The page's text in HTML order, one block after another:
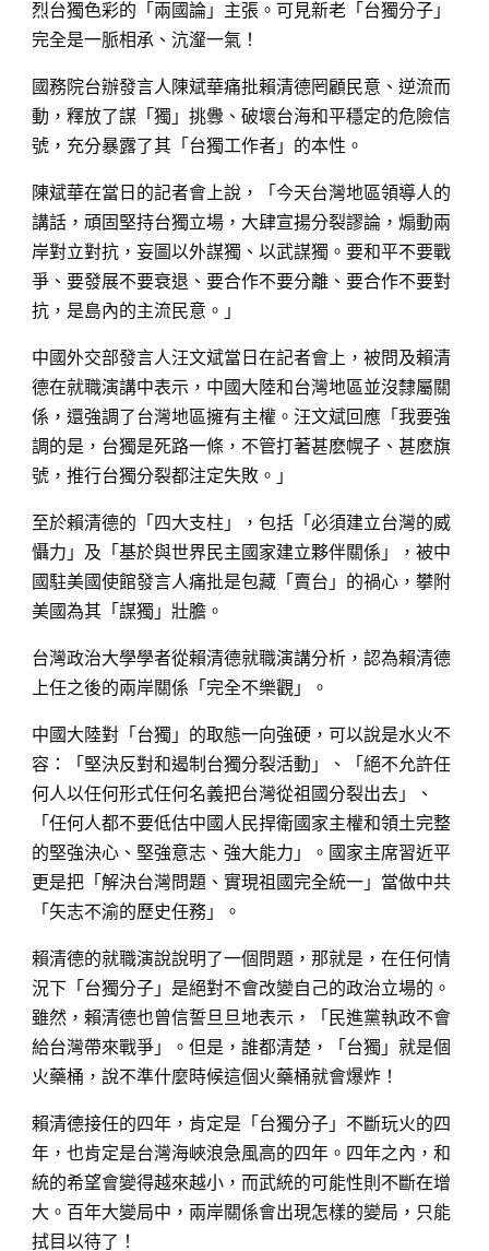
烈台獨色彩的「兩國論」主張。可見新老「台獨分子」
完全是一脈相承、沆瀣一氣！
國務院台辦發言人陳斌華痛批賴清德罔顧民意、逆流而
動，釋放了謀「獨」挑釁、破壞台海和平穩定的危險信
號，充分暴露了其「台獨工作者」的本性。
陳斌華在當日的記者會上說，「今天台灣地區領導人的
講話，頑固堅持台獨立場，大肆宣揚分裂謬論，煽動兩
岸對立對抗，妄圖以外謀獨、以武謀獨。要和平不要戰
爭、要發展不要衰退、要合作不要分離、要合作不要對
抗，是島內的主流民意。」
中國外交部發言人汪文斌當日在記者會上，被問及賴清
德在就職演講中表示，中國大陸和台灣地區並沒隸屬關
係，還強調了台灣地區擁有主權。汪文斌回應「我要強
調的是，台獨是死路一條，不管打著甚麽幌子、甚麽旗
號，推行台獨分裂都注定失敗。」
至於賴清德的「四大支柱」，包括「必須建立台灣的威
懾力」及「基於與世界民主國家建立夥伴關係」，被中
國駐美國使館發言人痛批是包藏「賣台」的禍心，攀附
美國為其「謀獨」壯膽。
台灣政治大學學者從賴清德就職演講分析，認為賴清德
上任之後的兩岸關係「完全不樂觀」。
中國大陸對「台獨」的取態一向強硬，可以說是水火不
容：「堅決反對和遏制台獨分裂活動」、「絕不允許任
何人以任何形式任何名義把台灣從祖國分裂出去」、
「任何人都不要低估中國人民捍衛國家主權和領土完整
的堅強決心、堅強意志、強大能力」。國家主席習近平
更是把「解決台灣問題、實現祖國完全統一」當做中共
「矢志不渝的歷史任務」。
賴清德的就職演說說明了一個問題，那就是，在任何情
況下「台獨分子」是絕對不會改變自己的政治立場的。
雖然，賴清德也曾信誓旦旦地表示，「民進黨執政不會
給台灣帶來戰爭」。但是，誰都清楚，「台獨」就是個
火藥桶，說不準什麼時候這個火藥桶就會爆炸！
賴清德接任的四年，肯定是「台獨分子」不斷玩火的四
年，也肯定是台灣海峽浪急風高的四年。四年之內，和
統的希望會變得越來越小，而武統的可能性則不斷在增
大。百年大變局中，兩岸關係會出現怎樣的變局，只能
拭目以待了！